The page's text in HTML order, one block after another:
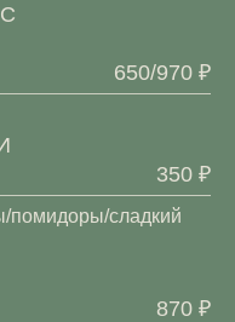
650/970 ₽
350 ₽
помидоры/сладкий
870 ₽